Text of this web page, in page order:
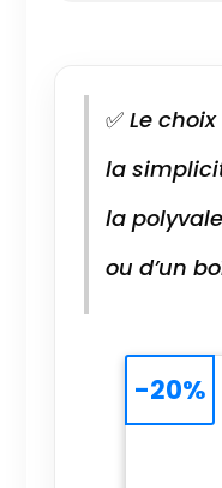
✅Le
la
la
ou d’un
-20%